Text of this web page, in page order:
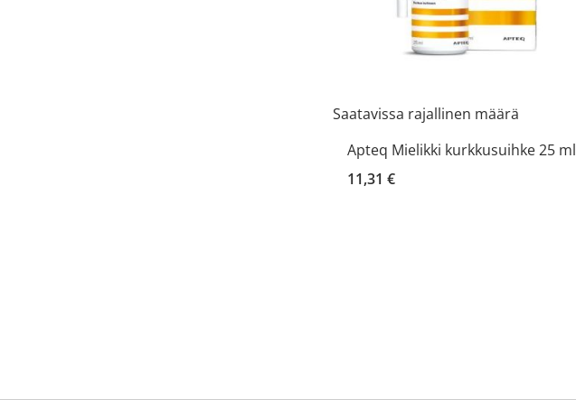
Saatavissa rajallinen määrä
Apteq Mielikki kurkkusuihke 25 ml
11,31 €